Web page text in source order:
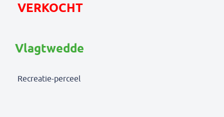
VERKOCHT
Vlagtwedde
Recreatie-perceel